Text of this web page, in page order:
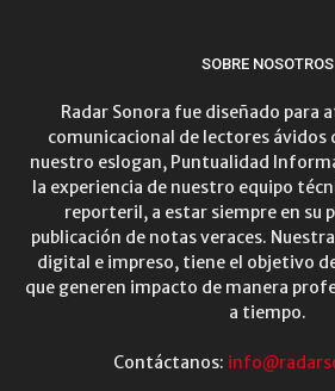
SOBRE NOSOTROS
Radar Sonora fue diseñado para
comunicacional de lectores ávidos
nuestro eslogan, Puntualidad
la experiencia de nuestro equipo
reporteril, a estar siempre en su
publicación de notas veraces.
digital e impreso, tiene el objetivo
que generen impacto de manera
a tiempo.
Contáctanos: